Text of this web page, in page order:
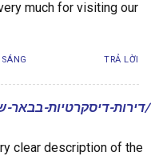
much for visiting our
TRẢ LỜI
https://loveroom.co.il/room/דירות-דיסקרטיות-בבאר-שבע/
clear description of the